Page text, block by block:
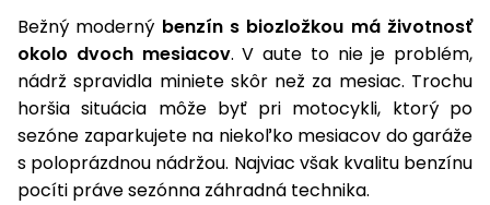
Záhradné
vozíky
Fúriky
Rozmetadlá
a posypové
prístroje
Nabíjačky
autobatérií
Vykurovanie
Bežný moderný benzín s biozložkou má životnosť
okolo dvoch mesiacov. V aute to nie je problém,
nádrž spravidla miniete skôr než za mesiac. Trochu
horšia situácia môže byť pri motocykli, ktorý po
sezóne zaparkujete na niekoľko mesiacov do garáže
s poloprázdnou nádržou. Najviac však kvalitu benzínu
pocíti práve sezónna záhradná technika.